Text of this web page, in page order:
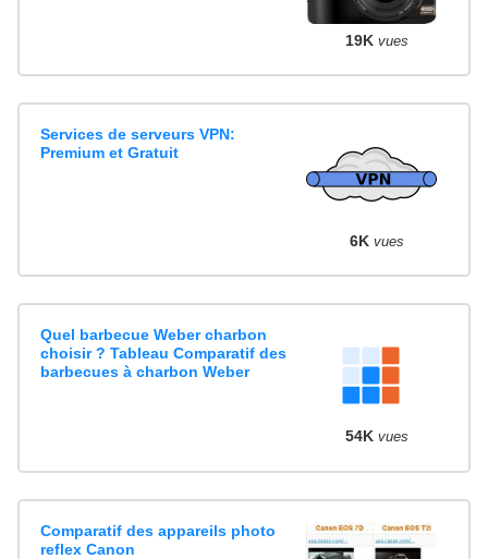
19K vues
Services de serveurs VPN:
Premium et Gratuit
6K vues
Quel barbecue Weber charbon
choisir ? Tableau Comparatif des
barbecues à charbon Weber
54K vues
Comparatif des appareils photo
reflex Canon